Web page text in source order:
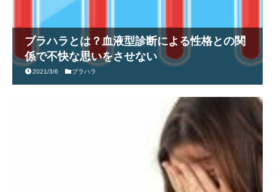
ブラハラとは？血液型診断による性格との関
係で不快な思いをさせない
2021/3/6 ブラハラ